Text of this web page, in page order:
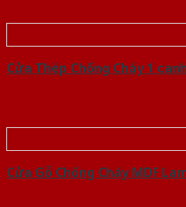
Cửa Thép Chống Cháy 1
Cửa Gỗ Chống Cháy MDF